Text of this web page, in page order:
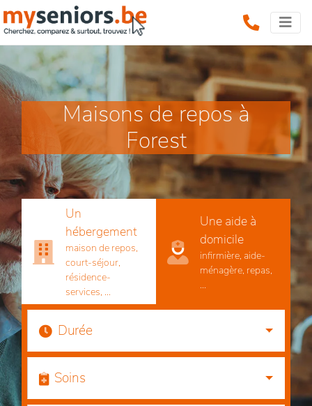
Maisons de repos à
Forest
Un
hébergement
maison de repos,
court-séjour,
résidence-
services, ...
Une aide à
domicile
infirmière, aide-
ménagère, repas,
...
Durée
Soins